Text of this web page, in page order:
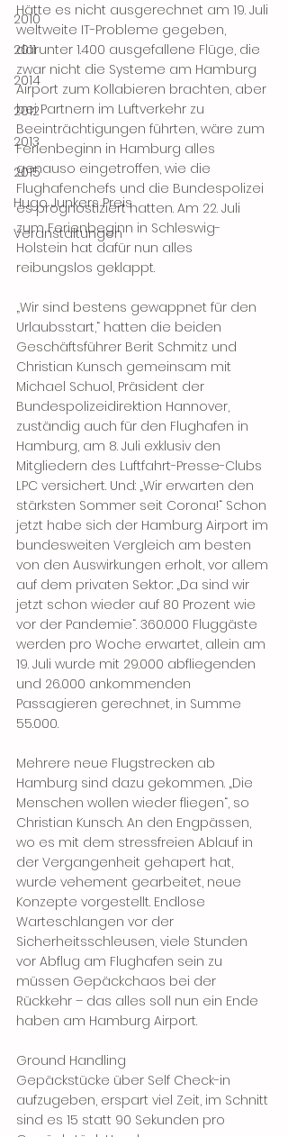
2010
2011
2014
2012
2013
2015
Hugo Junkers Preis
Veranstaltungen
Hätte es nicht ausgerechnet am 19. Juli
weltweite IT-Probleme gegeben,
darunter 1.400 ausgefallene Flüge, die
zwar nicht die Systeme am Hamburg
Airport zum Kollabieren brachten, aber
bei Partnern im Luftverkehr zu
Beeinträchtigungen führten, wäre zum
Ferienbeginn in Hamburg alles
genauso eingetroffen, wie die
Flughafenchefs und die Bundespolizei
es prognostiziert hatten. Am 22. Juli
zum Ferienbeginn in Schleswig-
Holstein hat dafür nun alles
reibungslos geklappt.
„Wir sind bestens gewappnet für den
Urlaubsstart,“ hatten die beiden
Geschäftsführer Berit Schmitz und
Christian Kunsch gemeinsam mit
Michael Schuol, Präsident der
Bundespolizeidirektion Hannover,
zuständig auch für den Flughafen in
Hamburg, am 8. Juli exklusiv den
Mitgliedern des Luftfahrt-Presse-Clubs
LPC versichert. Und: „Wir erwarten den
stärksten Sommer seit Corona!“ Schon
jetzt habe sich der Hamburg Airport im
bundesweiten Vergleich am besten
von den Auswirkungen erholt, vor allem
auf dem privaten Sektor: „Da sind wir
jetzt schon wieder auf 80 Prozent wie
vor der Pandemie“. 360.000 Fluggäste
werden pro Woche erwartet, allein am
19. Juli wurde mit 29.000 abfliegenden
und 26.000 ankommenden
Passagieren gerechnet, in Summe
55.000.
Mehrere neue Flugstrecken ab
Hamburg sind dazu gekommen. „Die
Menschen wollen wieder fliegen“, so
Christian Kunsch. An den Engpässen,
wo es mit dem stressfreien Ablauf in
der Vergangenheit gehapert hat,
wurde vehement gearbeitet, neue
Konzepte vorgestellt. Endlose
Warteschlangen vor der
Sicherheitsschleusen, viele Stunden
vor Abflug am Flughafen sein zu
müssen Gepäckchaos bei der
Rückkehr – das alles soll nun ein Ende
haben am Hamburg Airport.
Ground Handling
Gepäckstücke über Self Check-in
aufzugeben, erspart viel Zeit, im Schnitt
sind es 15 statt 90 Sekunden pro